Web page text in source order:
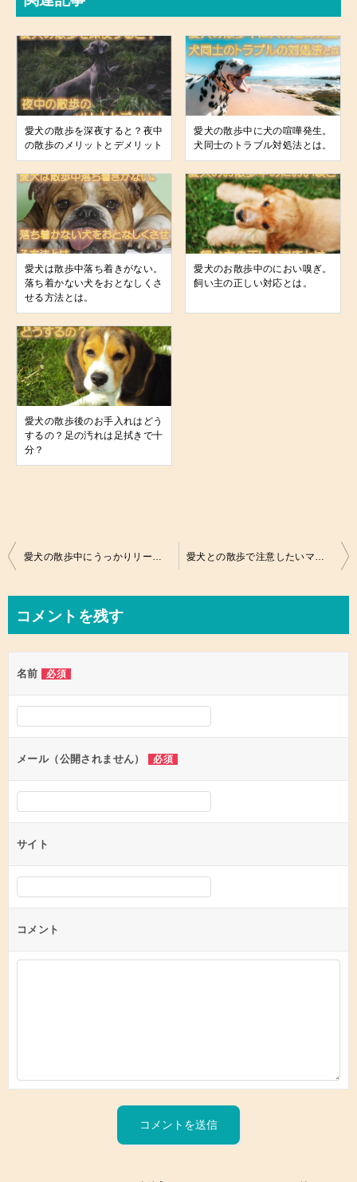
愛犬の散歩を深夜すると？夜中
の散歩のメリットとデメリット
愛犬の散歩中に犬の喧嘩発生。
犬同士のトラブル対処法とは。
愛犬は散歩中落ち着きがない。
落ち着かない犬をおとなしくさ
せる方法とは。
愛犬のお散歩中のにおい嗅ぎ。
飼い主の正しい対応とは。
愛犬の散歩後のお手入れはどう
するの？足の汚れは足拭きで十
分？
投
ビ
ゲ
ー
シ
ン
愛犬の散歩中にうっかりリードが！？逃げる理由と捕まえ方。 愛犬との散歩で注意したいマダニ。予防と治療、その症状とは。
コメントを残す
名前 必須
メール（公開されません） 必須
サイト
コメント